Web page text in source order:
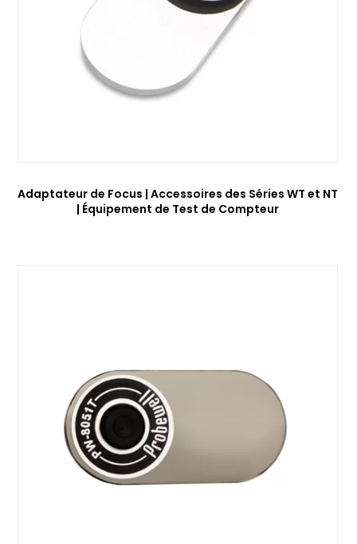
Adaptateur de Focus | Accessoires des Séries WT et NT
| Équipement de Test de Compteur